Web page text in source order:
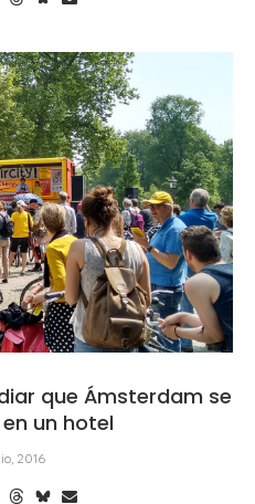
que Ámsterdam se
un hotel
2016